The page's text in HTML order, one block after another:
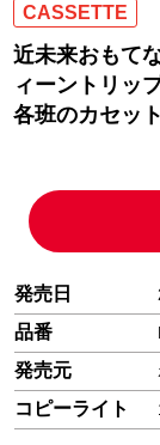
CASSETTE
近未来おもて
ィーントリッ
各班のカセッ
発売日
品番
発売元
コピーライト